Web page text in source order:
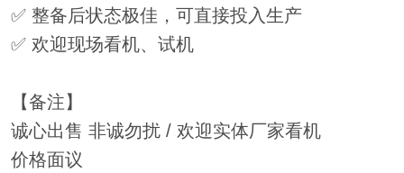
✅ 整备后状态极佳，可直接投入生产
✅ 欢迎现场看机、试机
【备注】
诚心出售 非诚勿扰 / 欢迎实体厂家看机
价格面议